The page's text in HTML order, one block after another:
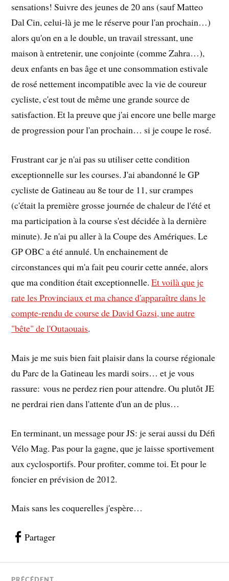
sensations! Suivre des jeunes de 20 ans (sauf Matteo
Dal Cin, celui-là je me le réserve pour l'an prochain…)
alors qu'on en a le double, un travail stressant, une
maison à entretenir, une conjointe (comme Zahra…),
deux enfants en bas âge et une consommation estivale
de rosé nettement incompatible avec la vie de coureur
cycliste, c'est tout de même une grande source de
satisfaction. Et la preuve que j'ai encore une belle marge
de progression pour l'an prochain… si je coupe le rosé.
Frustrant car je n'ai pas su utiliser cette condition
exceptionnelle sur les courses. J'ai abandonné le GP
cycliste de Gatineau au 8e tour de 11, sur crampes
(c'était la première grosse journée de chaleur de l'été et
ma participation à la course s'est décidée à la dernière
minute). Je n'ai pu aller à la Coupe des Amériques. Le
GP OBC a été annulé. Un enchainement de
circonstances qui m'a fait peu courir cette année, alors
que ma condition était exceptionnelle.Et voilà que je
rate les Provinciaux et ma chance d'apparaître dans le
compte-rendu de course de David Gazsi, une autre
"bête" de l'Outaouais.
Mais je me suis bien fait plaisir dans la course régionale
du Parc de la Gatineau les mardi soirs… et je vous
rassure: vous ne perdez rien pour attendre. Ou plutôt JE
ne perdrai rien dans l'attente d'un an de plus…
En terminant, un message pour JS: je serai aussi du Défi
Vélo Mag. Pas pour la gagne, que je laisse sportivement
aux cyclosportifs. Pour profiter, comme toi. Et pour le
foncier en prévision de 2012.
Mais sans les coquerelles j'espère…
Partager
PRÉCÉDENT